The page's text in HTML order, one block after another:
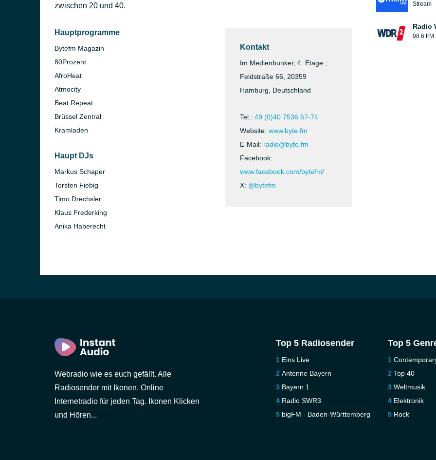
zwischen 20 und 40.
Hauptprogramme
Bytefm Magazin
80Prozent
AfroHeat
Atmocity
Beat Repeat
Brüssel Zentral
Kramladen
Haupt DJs
Markus Schaper
Torsten Fiebig
Timo Drechsler
Klaus Frederking
Anika Haberecht
Kontakt
Im Medienbunker, 4. Etage ,
Feldstraße 66, 20359
Hamburg, Deutschland
Tel.: 49 (0)40 7536 67-74
Website: www.byte.fm
E-Mail: radio@byte.fm
Facebook:
www.facebook.com/bytefm/
X: @bytefm
Stream
Radio
98.6 FM
Webradio wie es euch gefällt. Alle
Radiosender mit Ikonen. Online
Internetradio für jeden Tag. Ikonen Klicken
und Hören...
Top 5 Radiosender
Eins Live
Antenne Bayern
Bayern 1
Radio SWR3
bigFM - Baden-Württemberg
Top 5
Top 40
Weltmusik
Elektronik
Rock